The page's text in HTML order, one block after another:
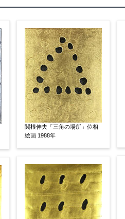
版画 水彩 素描
】
関根伸夫「三角の場所」位相
絵画 1988年